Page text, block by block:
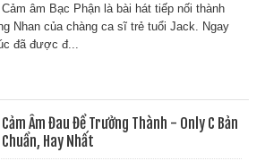
Cảm âm Bạc Phận là bài hát tiếp nối thành
Nhan của chàng ca sĩ trẻ tuổi Jack. Ngay
đã được đ...
Cảm Âm Đau Để Trưởng Thành - Only C Bản
Chuẩn, Hay Nhất